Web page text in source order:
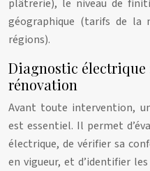
plâtrerie), le niveau de
géographique (tarifs de la
régions).
Diagnostic électrique
rénovation
Avant toute intervention,
est essentiel. Il permet
électrique, de vérifier sa
en vigueur, et d’identifier